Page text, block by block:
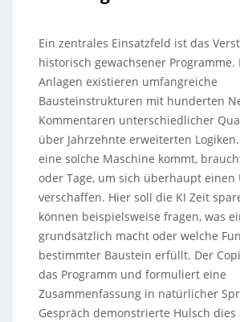
Ein zentrales Einsatzfeld ist das
historisch gewachsener Programme.
Anlagen existieren umfangreiche
Bausteinstrukturen mit hunderten
Kommentaren unterschiedlicher
über Jahrzehnte erweiterten
eine solche Maschine kommt,
oder Tage, um sich überhaupt einen
verschaffen. Hier soll die KI Zeit
können beispielsweise fragen, was
grundsätzlich macht oder welche
bestimmter Baustein erfüllt. Der
das Programm und formuliert eine
Zusammenfassung in natürlicher
Gespräch demonstrierte Hulsch dies